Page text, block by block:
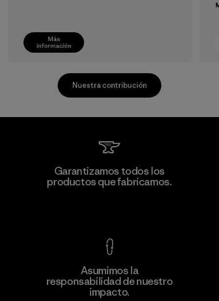
Más
información
información
Supertex El Salvador
Nuestra contribución
Garantizamos todos los
productos que fabricamos.
Asumimos la
responsabilidad de nuestro
impacto.